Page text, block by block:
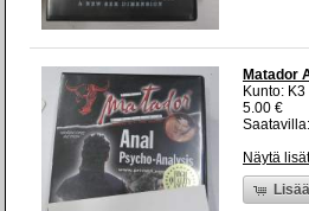
Matador
Kunto:
5.00 €
Näytä